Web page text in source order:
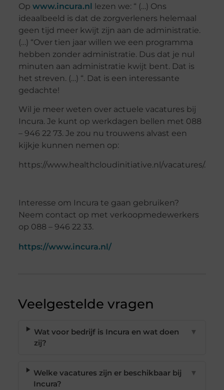
Op www.incura.nl lezen we: “ (…) Ons
ideaalbeeld is dat de zorgverleners helemaal
geen tijd meer kwijt zijn aan de administratie.
(…) “Over tien jaar willen we een programma
hebben zonder administratie. Dus dat je nul
minuten aan administratie kwijt bent. Dat is
het streven. (…) “. Dat is een interessante
gedachte!
Wil je meer weten over actuele vacatures bij
Incura. Je kunt op werkdagen bellen met 088
– 946 22 73. Je zou nu trouwens alvast een
kijkje kunnen nemen op:
https://www.healthcloudinitiative.nl/vacatures/.
Interesse om Incura te gaan gebruiken?
Neem contact op met verkoopmedewerkers
op 088 – 946 22 33.
https://www.incura.nl/
Veelgestelde vragen
Wat voor bedrijf is Incura en wat doen
zij?
▼
Welke vacatures zijn er beschikbaar bij
Incura?
▼